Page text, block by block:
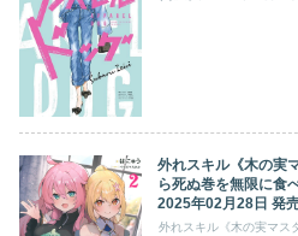
外れスキル《木の実
ら死ぬ巻を無限に食
2025年02月28日 発
外れスキル《木の実マ